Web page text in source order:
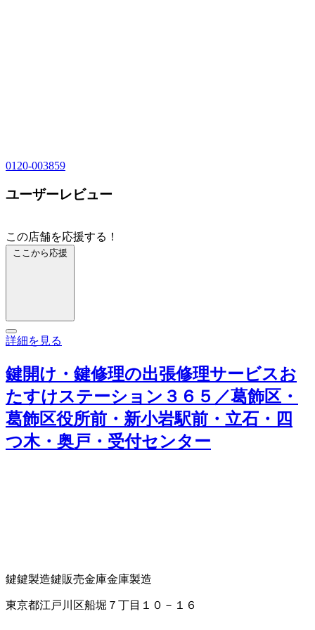
0120-003859
ユーザーレビュー
この店舗を応援する！
ここから応援
詳細を見る
鍵開け・鍵修理の出張修理サービスお
たすけステーション３６５／葛飾区・
葛飾区役所前・新小岩駅前・立石・四
つ木・奥戸・受付センター
鍵鍵製造鍵販売金庫金庫製造
東京都江戸川区船堀７丁目１０－１６